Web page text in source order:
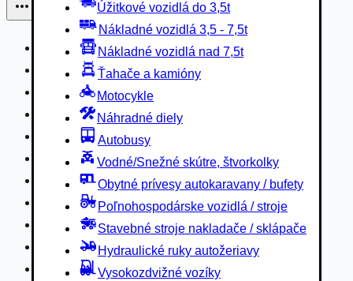
Úžitkové vozidlá do 3,5t
Nákladné vozidlá 3,5 - 7,5t
Nákladné vozidlá nad 7,5t
Ťahače a kamióny
Motocykle
Náhradné diely
Autobusy
Vodné/Snežné skútre, štvorkolky
Obytné prívesy autokaravany / bufety
Poľnohospodárske vozidlá / stroje
Stavebné stroje nakladače / sklápače
Hydraulické ruky autožeriavy
Vysokozdvižné vozíky
Náhradné diely
Autobusy
Vodné/Snežné skútre, štvorkolky
Obytné prívesy autokaravany / bufety
Poľnohospodárske vozidlá / stroje
Stavebné stroje nakladače / sklápače
Hydraulické ruky autožeriavy
Vysokozdvižné vozíky
Špeciály/nosiče kontajnerov
Návesy/prívesy nadstavby
Privesné vozíky